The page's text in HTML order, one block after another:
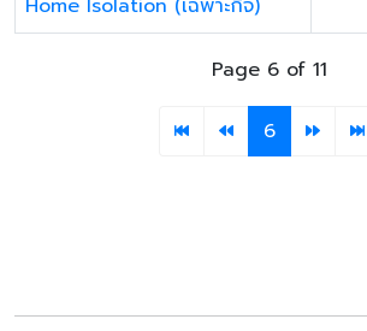
Home Isolation (เฉพาะกิจ)
Page 6 of 11
6